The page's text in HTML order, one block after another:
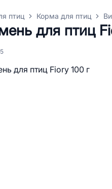
птиц Корма для птиц
для птиц